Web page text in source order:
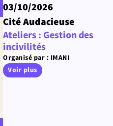
03/10/2026
Cité Audacieuse
Ateliers : Gestion des
incivilités
Organisé par : IMANI
Voir plus